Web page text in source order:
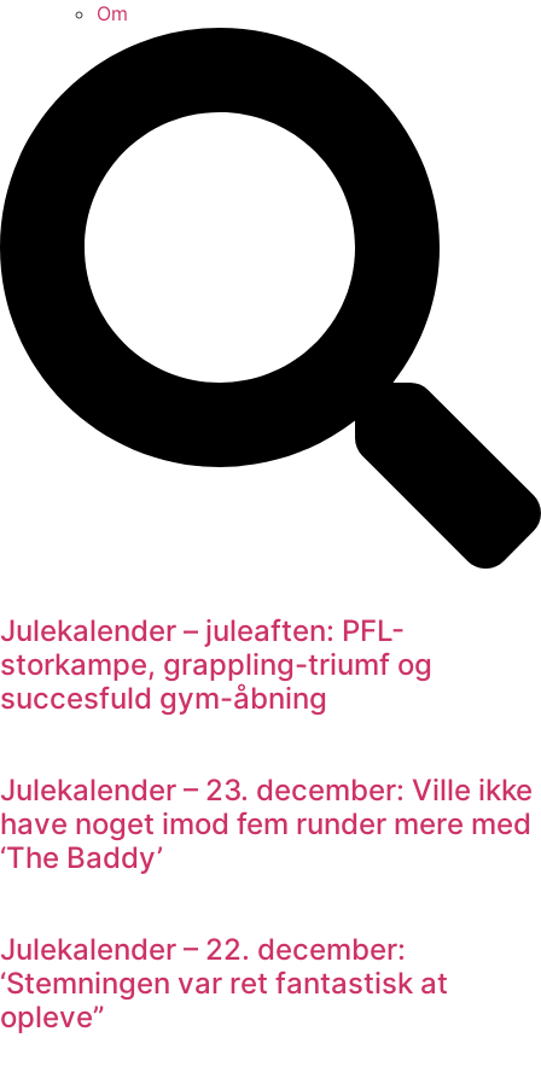
Om
Julekalender – juleaften: PFL-
storkampe, grappling-triumf og
succesfuld gym-åbning
Julekalender – 23. december: Ville ikke
have noget imod fem runder mere med
‘The Baddy’
Julekalender – 22. december:
‘Stemningen var ret fantastisk at
opleve”